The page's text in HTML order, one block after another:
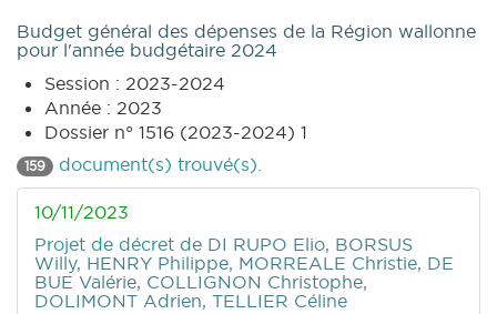
Budget général des dépenses de la Région wallonne
pour l'année budgétaire 2024
Session : 2023-2024
Année : 2023
Dossier n° 1516 (2023-2024) 1
159 document(s) trouvé(s).
10/11/2023
Projet de décret de DI RUPO Elio, BORSUS
Willy, HENRY Philippe, MORREALE Christie, DE
BUE Valérie, COLLIGNON Christophe,
DOLIMONT Adrien, TELLIER Céline